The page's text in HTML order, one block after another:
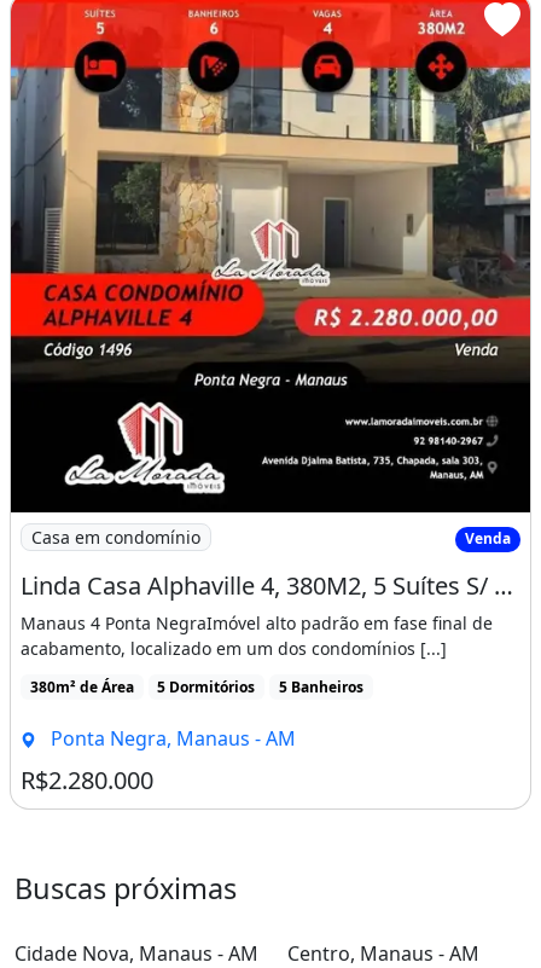
Imagem: Linda Casa Alphaville 4, 380M2, 5 Suítes
Casa em condomínio Venda
Linda Casa Alphaville 4, 380M2, 5 Suítes S/ 2 com Closet! Venda!
Manaus 4 Ponta NegraImóvel alto padrão em fase final de
acabamento, localizado em um dos condomínios [...]
380m² de Área 5 Dormitórios 5 Banheiros
Ponta Negra, Manaus - AM
R$2.280.000
Buscas próximas
Cidade Nova, Manaus - AM
Centro, Manaus - AM